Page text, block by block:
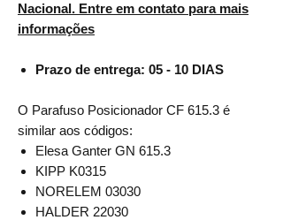
Nacional. Entre em contato para mais
informações
Prazo de entrega: 05 - 10 DIAS
O Parafuso Posicionador CF 615.3 é
similar aos códigos:
Elesa Ganter GN 615.3
KIPP K0315
NORELEM 03030
HALDER 22030